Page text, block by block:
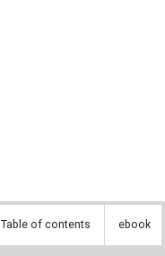
Table of contents ebook